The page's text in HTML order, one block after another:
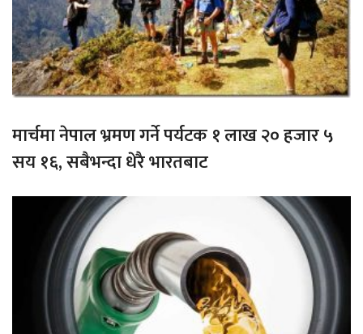
मार्चमा नेपाल भ्रमण गर्ने पर्यटक १ लाख २० हजार ५
सय १६, सबैभन्दा धेरै भारतबाट